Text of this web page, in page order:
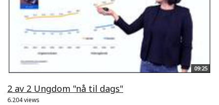
09:25
2 av 2 Ungdom "nå til dags"
6.204 views